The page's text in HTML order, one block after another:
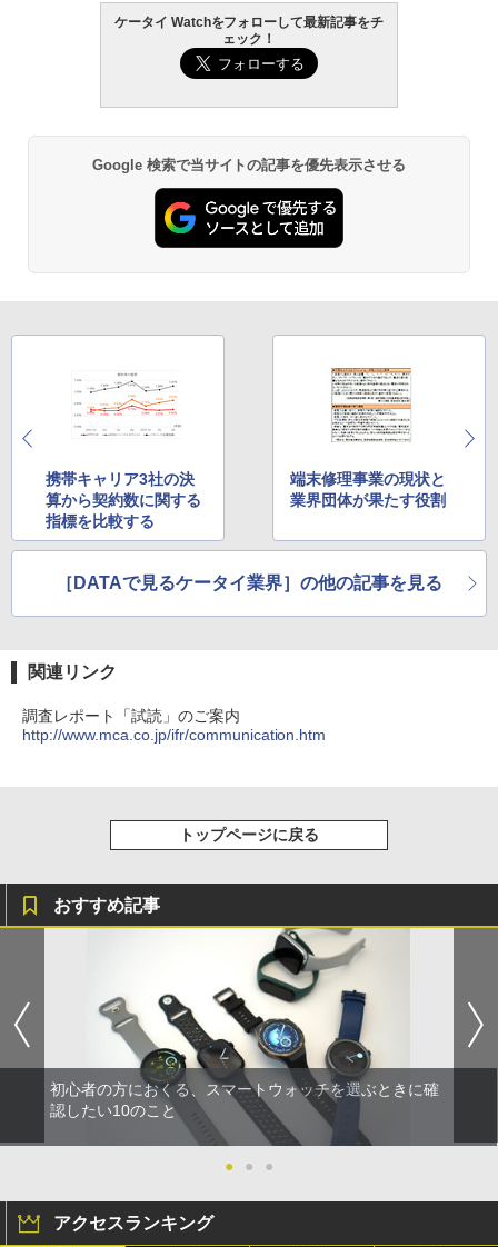
ケータイ Watchをフォローして最新記事をチ
ェック！
Google 検索で当サイトの記事を優先表示させる
携帯キャリア3社の決
算から契約数に関する
指標を比較する
端末修理事業の現状と
業界団体が果たす役割
［DATAで見るケータイ業界］の他の記事を見る
関連リンク
調査レポート「試読」のご案内
http://www.mca.co.jp/ifr/communication.htm
トップページに戻る
おすすめ記事
初心者の方におくる、スマートウォッチを選ぶときに確
認したい10のこと
● ● ●
アクセスランキング